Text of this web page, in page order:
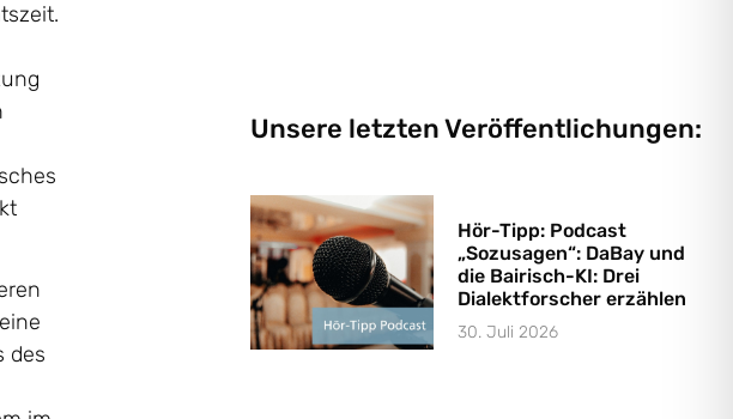
des
Unsere letzten Veröffentlichungen:
Hör-Tipp: Podcast
„Sozusagen“: DaBay und
die Bairisch-KI: Drei
Dialektforscher erzählen
30. Juli 2026